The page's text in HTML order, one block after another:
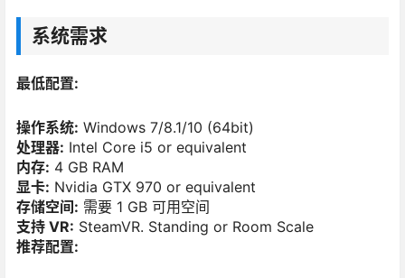
系统需求
最低配置:
操作系统: Windows 7/8.1/10 (64bit)
处理器: Intel Core i5 or equivalent
内存: 4 GB RAM
显卡: Nvidia GTX 970 or equivalent
存储空间: 需要 1 GB 可用空间
支持 VR: SteamVR. Standing or Room Scale
推荐配置: